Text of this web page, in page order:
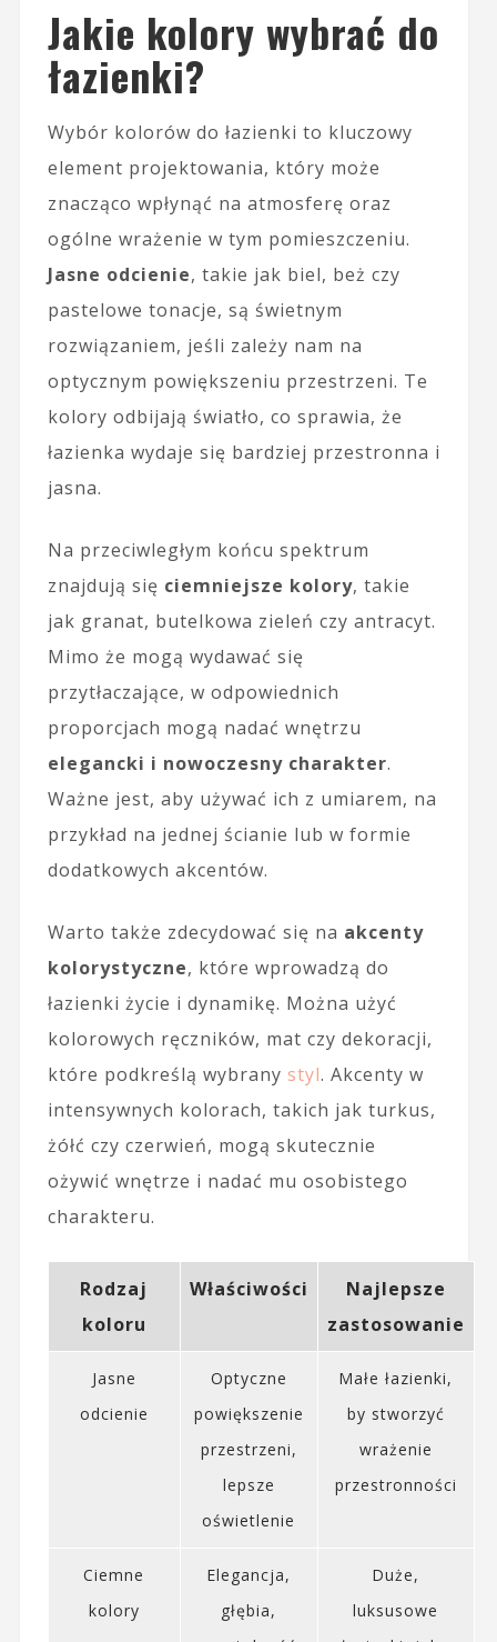
Jakie kolory wybrać do
łazienki?
Wybór kolorów do łazienki to kluczowy
element projektowania, który może
znacząco wpłynąć na atmosferę oraz
ogólne wrażenie w tym pomieszczeniu.
Jasne odcienie, takie jak biel, beż czy
pastelowe tonacje, są świetnym
rozwiązaniem, jeśli zależy nam na
optycznym powiększeniu przestrzeni. Te
kolory odbijają światło, co sprawia, że
łazienka wydaje się bardziej przestronna i
jasna.
Na przeciwległym końcu spektrum
znajdują się ciemniejsze kolory, takie
jak granat, butelkowa zieleń czy antracyt.
Mimo że mogą wydawać się
przytłaczające, w odpowiednich
proporcjach mogą nadać wnętrzu
elegancki i nowoczesny charakter.
Ważne jest, aby używać ich z umiarem, na
przykład na jednej ścianie lub w formie
dodatkowych akcentów.
Warto także zdecydować się na akcenty
kolorystyczne, które wprowadzą do
łazienki życie i dynamikę. Można użyć
kolorowych ręczników, mat czy dekoracji,
które podkreślą wybrany styl. Akcenty w
intensywnych kolorach, takich jak turkus,
żółć czy czerwień, mogą skutecznie
ożywić wnętrze i nadać mu osobistego
charakteru.
Rodzaj
koloru
Właściwości
Najlepsze
zastosowanie
Jasne
odcienie
Optyczne
powiększenie
przestrzeni,
lepsze
oświetlenie
Małe łazienki,
by stworzyć
wrażenie
przestronności
Ciemne
kolory
Elegancja,
głębia,
Duże,
luksusowe